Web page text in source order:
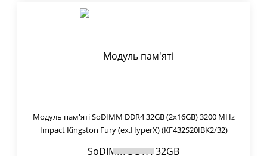
Модуль пам'яті SoDIMM DDR4 32GB (2x16GB) 3200 MHz
Impact Kingston Fury (ex.HyperX) (KF432S20IBK2/32)